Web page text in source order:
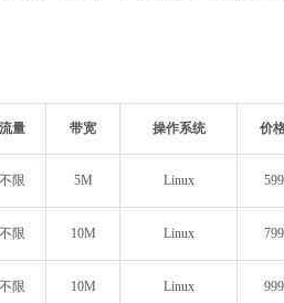
流量 带宽 操作系统 价
不限 5M Linux
不限 10M Linux
不限 10M Linux